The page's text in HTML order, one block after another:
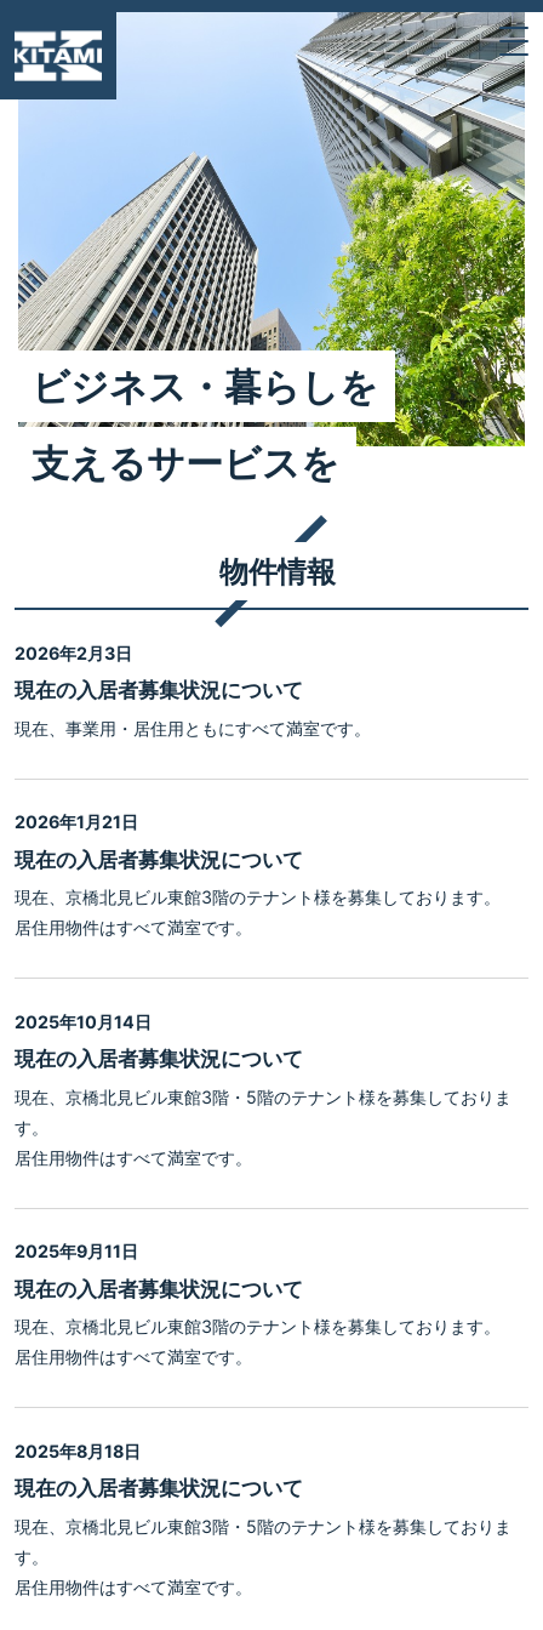
ビジネス ・ 暮ら しを
支え るサービスを
物件情報
2026年2月3日
現在の入居者募集状況について
現在、事業用・居住用ともにすべて満室です。
2026年1月21日
現在の入居者募集状況について
現在、京橋北見ビル東館3階のテナント様を募集しております。
居住用物件はすべて満室です。
2025年10月14日
現在の入居者募集状況について
現在、京橋北見ビル東館3階・5階のテナント様を募集しておりま
す。
居住用物件はすべて満室です。
2025年9月11日
現在の入居者募集状況について
現在、京橋北見ビル東館3階のテナント様を募集しております。
居住用物件はすべて満室です。
2025年8月18日
現在の入居者募集状況について
現在、京橋北見ビル東館3階・5階のテナント様を募集しておりま
す。
居住用物件はすべて満室です。